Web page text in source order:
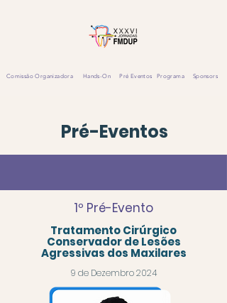
Comissão Organizadora Hands-On Pré Eventos Programa Sponsors
Pré-Eventos
1º Pré-Evento
Tratamento Cirúrgico
Conservador de Lesões
Agressivas dos Maxilares
9 de Dezembro 2024